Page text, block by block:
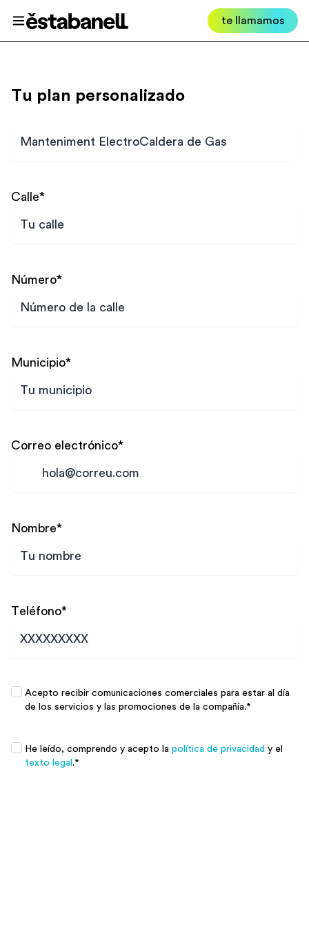
Abrir menú
Estabanell te llamamos
Tu plan personalizado
Calle*
Número*
Municipio*
Correo electrónico*
Nombre*
Teléfono*
Promociones*
Acepto recibir comunicaciones comerciales para estar al día
de los servicios y las promociones de la compañía.*
Promociones*
He leído, comprendo y acepto la política de privacidad y el
texto legal .*